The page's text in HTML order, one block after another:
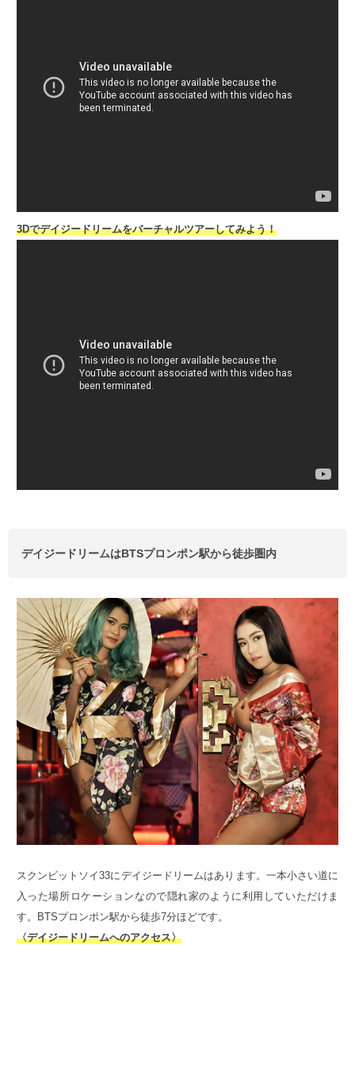
3Dでデイジードリームをバーチャルツアーしてみよう！
デイジードリームはBTSプロンポン駅から徒歩圏内
スクンビットソイ33にデイジードリームはあります。一本小さい道に
入った場所ロケーションなので隠れ家のように利用していただけま
す。BTSプロンポン駅から徒歩7分ほどです。
〈デイジードリームへのアクセス〉